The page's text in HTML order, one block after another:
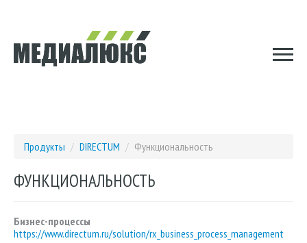
Продукты / DIRECTUM / Функциональность
ФУНКЦИОНАЛЬНОСТЬ
Бизнес-процессы
https://www.directum.ru/solution/rx_business_process_management